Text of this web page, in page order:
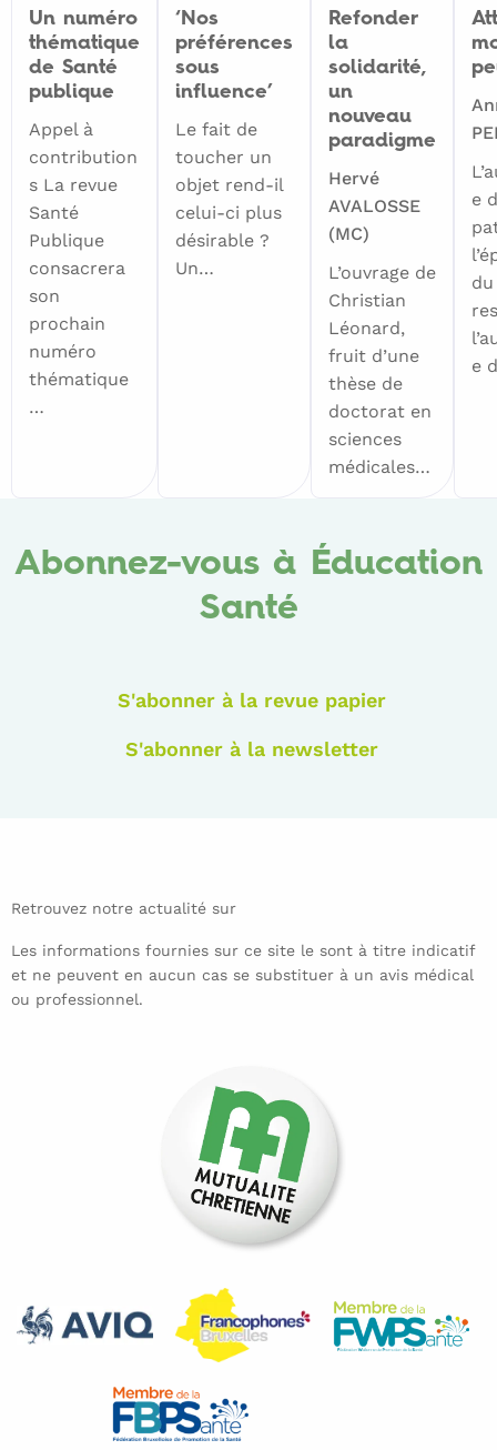
Un numéro
thématique
de Santé
publique
Appel à
contribution
s La revue
Santé
Publique
consacrera
son
prochain
numéro
thématique
…
‘Nos
préférences
sous
influence’
Le fait de
toucher un
objet rend-il
celui-ci plus
désirable ?
Un…
Refonder
la
solidarité,
un
nouveau
paradigme
Hervé
AVALOSSE
(MC)
L’ouvrage de
Christian
Léonard,
fruit d’une
thèse de
doctorat en
sciences
médicales…
e
e
Abonnez-vous à Éducation
Santé
S'abonner à la revue papier
S'abonner à la newsletter
Retrouvez notre actualité sur
Les informations fournies sur ce site le sont à titre indicatif
et ne peuvent en aucun cas se substituer à un avis médical
ou professionnel.